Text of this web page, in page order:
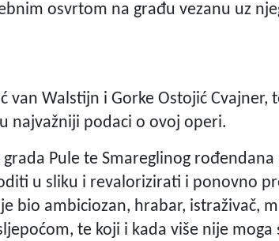
osvrtom na građu vezanu uz
van Walstijn i Gorke Ostojić Cvajner,
najvažniji podaci o ovoj operi.
Pule te Smareglinog
u sliku i revalorizirati i ponovno
bio ambiciozan, hrabar, istraživač,
te koji i kada više nije moga